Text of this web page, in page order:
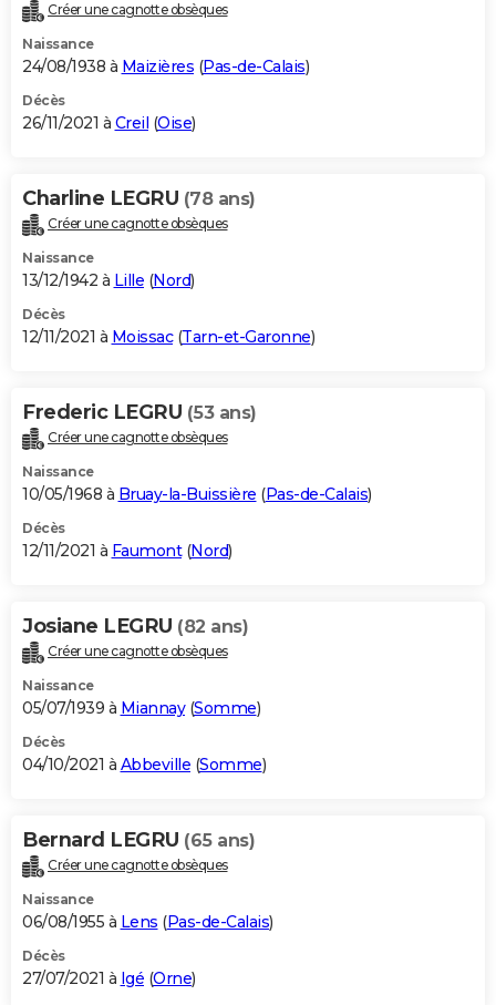
Créer une cagnotte obsèques
Naissance
24/08/1938 à Maizières (Pas-de-Calais)
Décès
26/11/2021 à Creil (Oise)
Charline LEGRU (78 ans)
Créer une cagnotte obsèques
Naissance
13/12/1942 à Lille (Nord)
Décès
12/11/2021 à Moissac(Tarn-et-Garonne)
Frederic LEGRU (53 ans)
Créer une cagnotte obsèques
Naissance
10/05/1968 à Bruay-la-Buissière (Pas-de-Calais)
Décès
12/11/2021 à Faumont(Nord)
Josiane LEGRU (82 ans)
Créer une cagnotte obsèques
Naissance
05/07/1939 à Miannay(Somme)
Décès
04/10/2021 à Abbeville (Somme)
Bernard LEGRU (65 ans)
Créer une cagnotte obsèques
Naissance
06/08/1955 à Lens (Pas-de-Calais)
Décès
27/07/2021 à Igé (Orne)